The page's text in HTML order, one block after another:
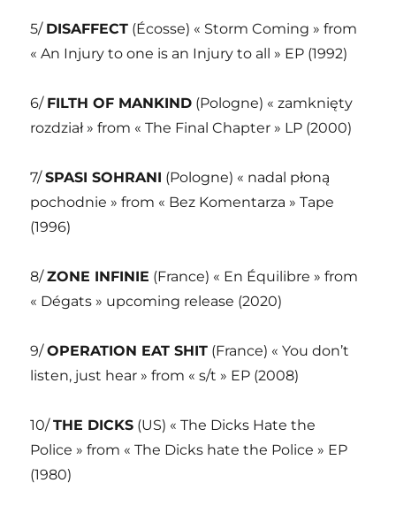
5/ DISAFFECT (Écosse) « Storm Coming » from
« An Injury to one is an Injury to all » EP (1992)
6/ FILTH OF MANKIND (Pologne) « zamknięty
rozdział » from « The Final Chapter » LP (2000)
7/SPASI SOHRANI (Pologne) « nadal płoną
pochodnie » from « Bez Komentarza » Tape
(1996)
8/ZONE INFINIE (France) « En Équilibre » from
« Dégats » upcoming release (2020)
9/OPERATION EAT SHIT (France) « You don’t
listen, just hear » from « s/t » EP (2008)
10/THE DICKS (US) « The Dicks Hate the
Police » from « The Dicks hate the Police » EP
(1980)